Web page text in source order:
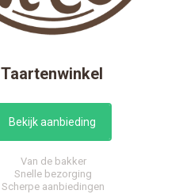
Taartenwinkel
Bekijk aanbieding
Van de bakker
Snelle bezorging
Scherpe aanbiedingen